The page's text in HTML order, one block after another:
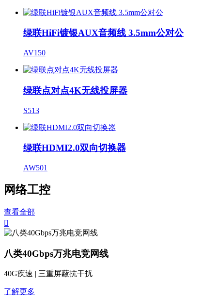
绿联HiFi镀银AUX音频线 3.5mm公对公
AV150
绿联点对点4K无线投屏器
S513
绿联HDMI2.0双向切换器
AW501
网络工控
查看全部

八类40Gbps万兆电竞网线
40G疾速 | 三重屏蔽抗干扰
了解更多